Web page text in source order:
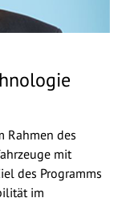
Rahmen des
mit
des Programms
im